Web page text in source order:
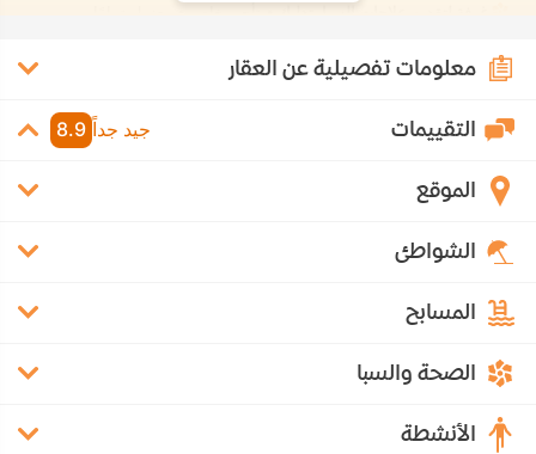
غرفة لتقديم علاجات السبا، تدليك• تأجير خاص • معزول تمامًا
معلومات تفصيلية عن العقار
التقييمات جيد جداً 8.9
الموقع
الشواطئ
المسابح
الصحة والسبا
الأنشطة